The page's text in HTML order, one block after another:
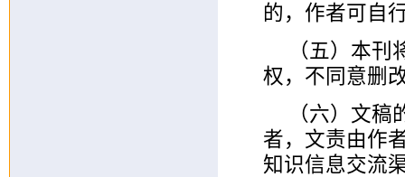
的，作者可自
（五）本
权，不同意删
（六）文
者，文责由作
知识信息交流